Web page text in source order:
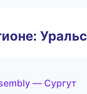
— Сургут